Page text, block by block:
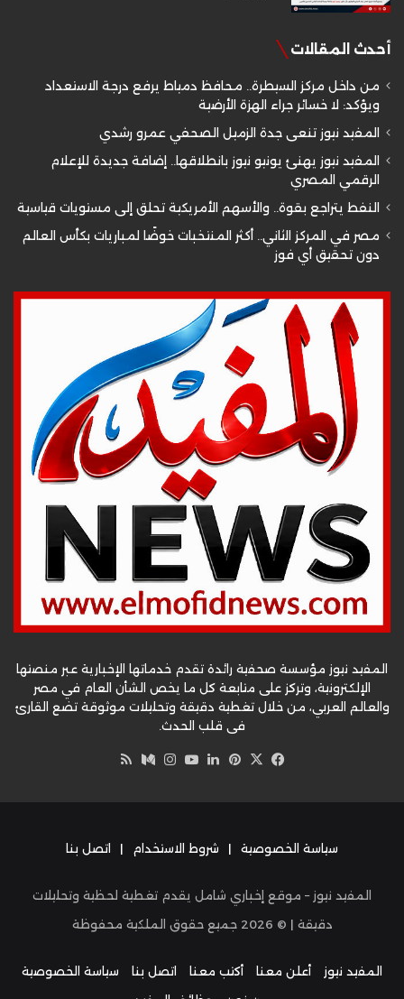
أحدث المقالات
من داخل مركز السيطرة.. محافظ دمياط يرفع درجة الاستعداد
ويؤكد: لا خسائر جراء الهزة الأرضية
المفيد نيوز تنعى جدة الزميل الصحفي عمرو رشدي
المفيد نيوز يهنئ يونيو نيوز بانطلاقها.. إضافة جديدة للإعلام
الرقمي المصري
النفط يتراجع بقوة.. والأسهم الأمريكية تحلق إلى مستويات قياسية
مصر في المركز الثاني.. أكثر المنتخبات خوضًا لمباريات بكأس العالم
دون تحقيق أي فوز
المفيد نيوز مؤسسة صحفية رائدة تقدم خدماتها الإخبارية عبر منصتها
الإلكترونية، وتركز على متابعة كل ما يخص الشأن العام في مصر
والعالم العربي، من خلال تغطية دقيقة وتحليلات موثوقة تضع القارئ
في قلب الحدث.
فيسبوك
‫X بينتيريست
لينكدإن‫YouTube
انستقرام
وسط
سياسة الخصوصية | شروط الاستخدام | اتصل بنا
المفيد نيوز – موقع إخباري شامل يقدم تغطية لحظية وتحليلات
دقيقة | © 2026 جميع حقوق الملكية محفوظة
المفيد نيوز أعلن معنا أكتب معنا اتصل بنا
سياسة الخصوصية